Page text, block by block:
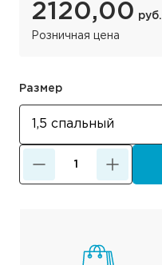
2120,00 руб.
Розничная цена
Размер